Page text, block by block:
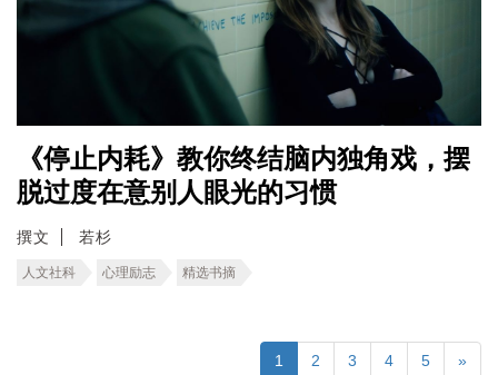
《停止内耗》教你终结脑内独角戏，摆
脱过度在意别人眼光的习惯
撰文 若杉
人文社科 心理励志 精选书摘
1 2 3 4 5 »